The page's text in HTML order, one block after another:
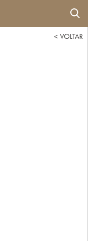
< VOLTAR